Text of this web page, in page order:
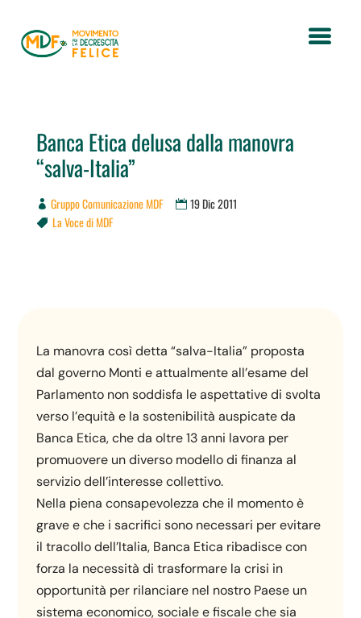
Banca Etica delusa dalla manovra
“salva-Italia”
Gruppo Comunicazione MDF 19 Dic 2011
 La Voce di MDF
La manovra così detta “salva-Italia” proposta
dal governo Monti e attualmente all’esame del
Parlamento non soddisfa le aspettative di svolta
verso l’equità e la sostenibilità auspicate da
Banca Etica, che da oltre 13 anni lavora per
promuovere un diverso modello di finanza al
servizio dell’interesse collettivo.
Nella piena consapevolezza che il momento è
grave e che i sacrifici sono necessari per evitare
il tracollo dell’Italia, Banca Etica ribadisce con
forza la necessità di trasformare la crisi in
opportunità per rilanciare nel nostro Paese un
sistema economico, sociale e fiscale che sia